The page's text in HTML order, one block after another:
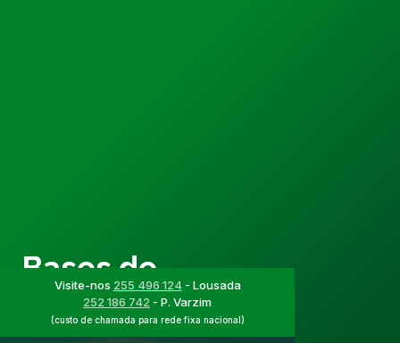
Visite-nos 255 496 124- Lousada
252 186 742 - P. Varzim
(custo de chamada para rede fixa nacional)
Bases de
Assentamento